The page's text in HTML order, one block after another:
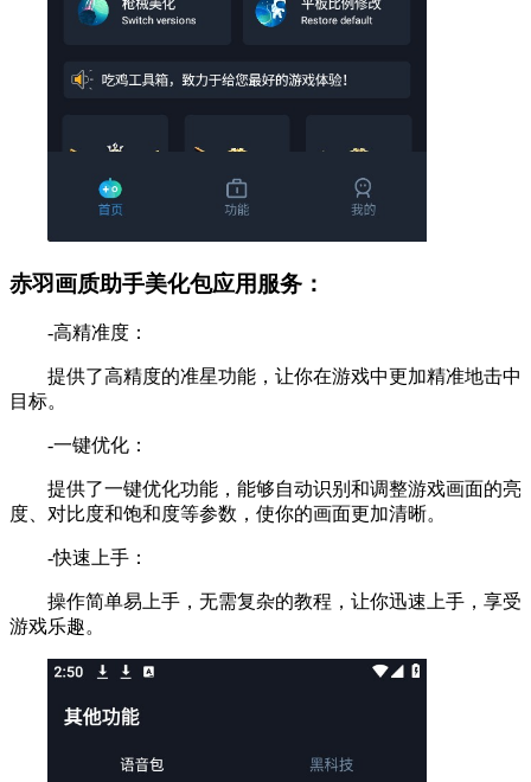
赤羽画质助手美化包应用服务：
-高精准度：
提供了高精度的准星功能，让你在游戏中更加精准地击中
目标。
-一键优化：
提供了一键优化功能，能够自动识别和调整游戏画面的亮
度、对比度和饱和度等参数，使你的画面更加清晰。
-快速上手：
操作简单易上手，无需复杂的教程，让你迅速上手，享受
游戏乐趣。